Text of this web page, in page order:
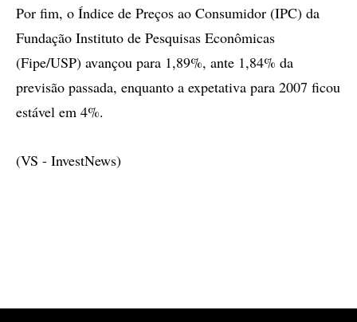
Por fim, o Índice de Preços ao Consumidor (IPC) da
Fundação Instituto de Pesquisas Econômicas
(Fipe/USP) avançou para 1,89%, ante 1,84% da
previsão passada, enquanto a expetativa para 2007 ficou
estável em 4%.
(VS - InvestNews)